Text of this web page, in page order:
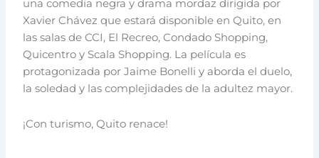
una comedia negra y drama mordaz dirigida por
Xavier Chávez que estará disponible en Quito, en
las salas de CCI, El Recreo, Condado Shopping,
Quicentro y Scala Shopping. La película es
protagonizada por Jaime Bonelli y aborda el duelo,
la soledad y las complejidades de la adultez mayor.
¡Con turismo, Quito renace!